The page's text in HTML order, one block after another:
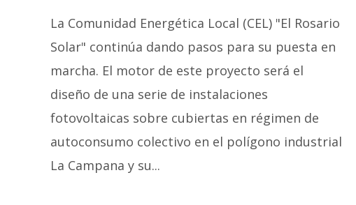
La Comunidad Energética Local (CEL) "El Rosario
Solar" continúa dando pasos para su puesta en
marcha. El motor de este proyecto será el
diseño de una serie de instalaciones
fotovoltaicas sobre cubiertas en régimen de
autoconsumo colectivo en el polígono industrial
La Campana y su...